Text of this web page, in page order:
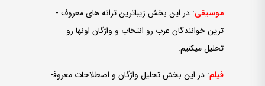
موسیقی: در این بخش زیباترین ترانه ­های معروف ­
ترین خوانندگان عرب رو انتخاب و واژگان اونها رو
تحلیل می­کنیم.
فیلم: در این بخش تحلیل واژگان و اصطلاحات معروف­